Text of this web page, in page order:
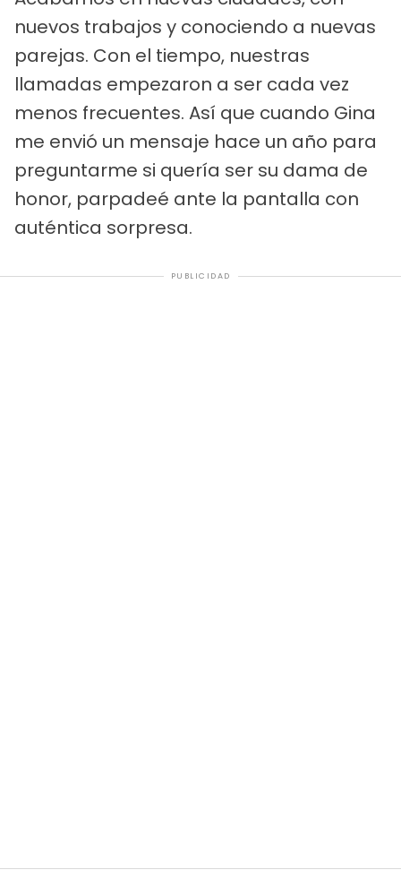
nuevos trabajos y conociendo a nuevas
parejas. Con el tiempo, nuestras
llamadas empezaron a ser cada vez
menos frecuentes. Así que cuando Gina
me envió un mensaje hace un año para
preguntarme si quería ser su dama de
honor, parpadeé ante la pantalla con
auténtica sorpresa.
PUBLICIDAD